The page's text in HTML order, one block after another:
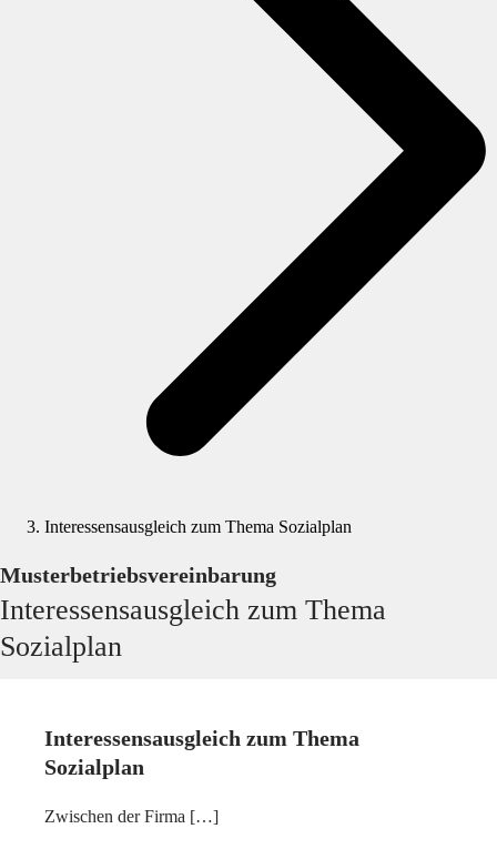
Interessensausgleich zum Thema Sozialplan
Musterbetriebsvereinbarung
Interessensausgleich zum Thema
Sozialplan
Interessensausgleich zum Thema
Sozialplan
Zwischen der Firma […]